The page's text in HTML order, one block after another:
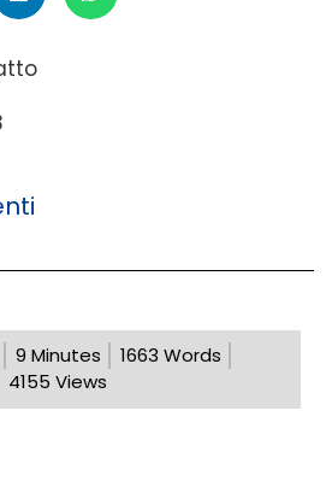
9 Minutes 1663 Words
4155 Views